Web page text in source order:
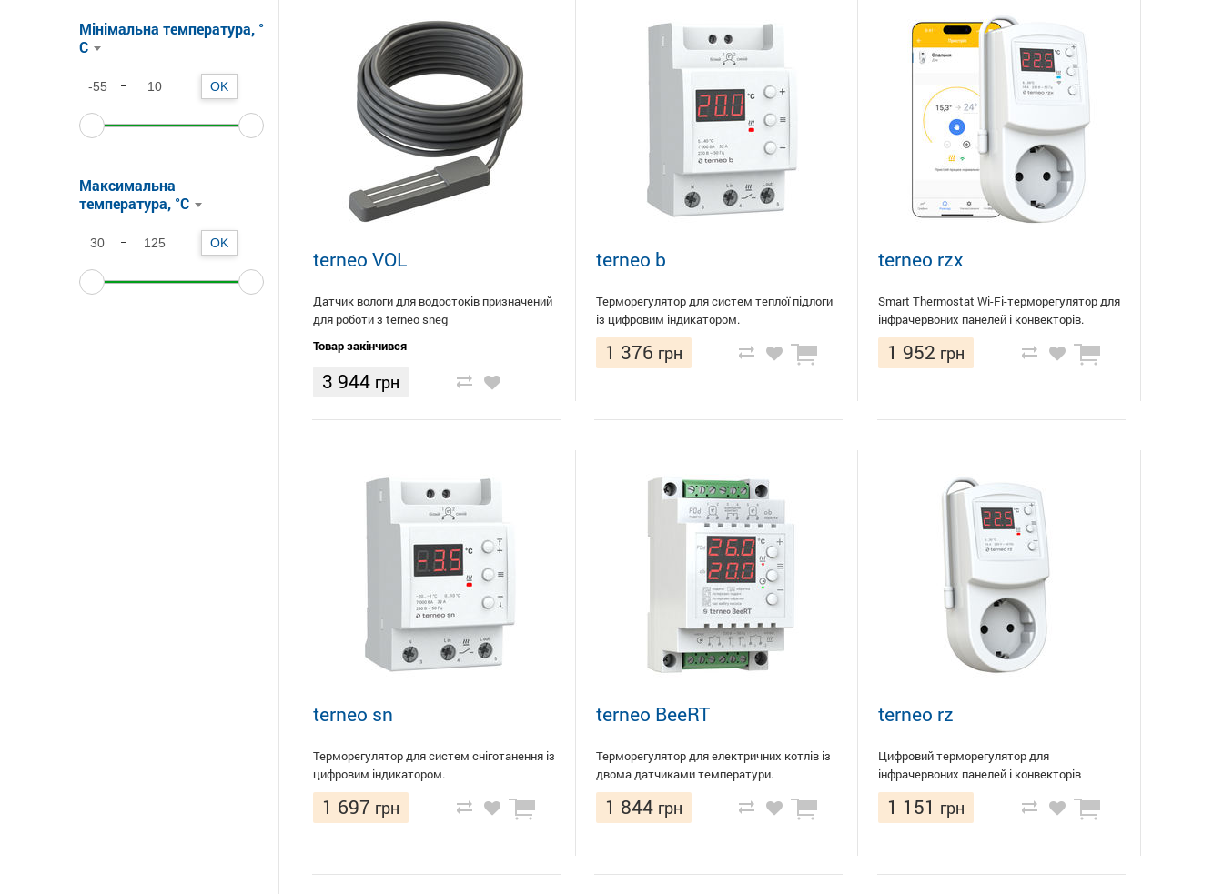
Мінімальна температура, °
C
OK
Максимальна
температура, °C
OK
terneo VOL
Датчик вологи для водостоків призначений
для роботи з terneo sneg
Товар закінчився
3 944 грн
terneo b
Терморегулятор для систем теплої підлоги
із цифровим індикатором.
1 376 грн
terneo rzx
Smart Thermostat Wi-Fi-терморегулятор для
інфрачервоних панелей і конвекторів.
1 952 грн
terneo sn
Терморегулятор для систем сніготанення із
цифровим індикатором.
1 697 грн
terneo BeeRT
Терморегулятор для електричних котлів із
двома датчиками температури.
1 844 грн
terneo rz
Цифровий терморегулятор для
інфрачервоних панелей і конвекторів
1 151 грн